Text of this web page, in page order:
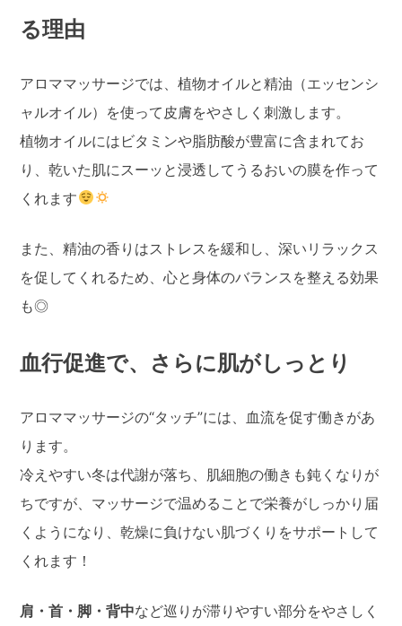
る理由
アロママッサージでは、植物オイルと精油（エッセンシ
ャルオイル）を使って皮膚をやさしく刺激します。
植物オイルにはビタミンや脂肪酸が豊富に含まれてお
り、乾いた肌にスーッと浸透してうるおいの膜を作って
くれます
また、精油の香りはストレスを緩和し、深いリラックス
を促してくれるため、心と身体のバランスを整える効果
も◎
血行促進で、さらに肌がしっとり
アロママッサージの“タッチ”には、血流を促す働きがあ
ります。
冷えやすい冬は代謝が落ち、肌細胞の働きも鈍くなりが
ちですが、マッサージで温めることで栄養がしっかり届
くようになり、乾燥に負けない肌づくりをサポートして
くれます！
肩・首・脚・背中など巡りが滞りやすい部分をやさしく